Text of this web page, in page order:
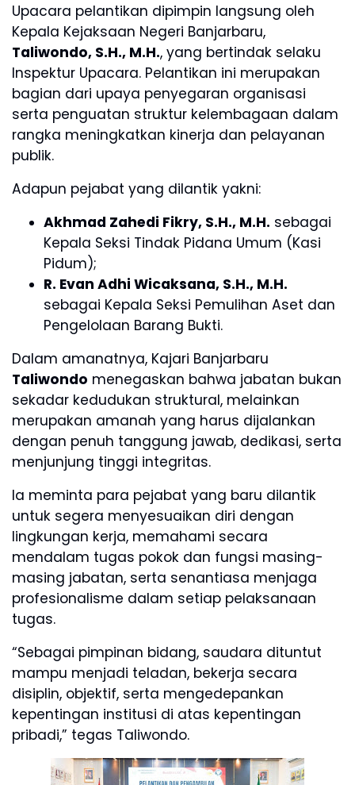
Upacara pelantikan dipimpin langsung oleh
Kepala Kejaksaan Negeri Banjarbaru,
Taliwondo, S.H., M.H., yang bertindak selaku
Inspektur Upacara. Pelantikan ini merupakan
bagian dari upaya penyegaran organisasi
serta penguatan struktur kelembagaan dalam
rangka meningkatkan kinerja dan pelayanan
publik.
Adapun pejabat yang dilantik yakni:
Akhmad Zahedi Fikry, S.H., M.H. sebagai
Kepala Seksi Tindak Pidana Umum (Kasi
Pidum);
R. Evan Adhi Wicaksana, S.H., M.H.
sebagai Kepala Seksi Pemulihan Aset dan
Pengelolaan Barang Bukti.
Dalam amanatnya, Kajari Banjarbaru
Taliwondo menegaskan bahwa jabatan bukan
sekadar kedudukan struktural, melainkan
merupakan amanah yang harus dijalankan
dengan penuh tanggung jawab, dedikasi, serta
menjunjung tinggi integritas.
Ia meminta para pejabat yang baru dilantik
untuk segera menyesuaikan diri dengan
lingkungan kerja, memahami secara
mendalam tugas pokok dan fungsi masing-
masing jabatan, serta senantiasa menjaga
profesionalisme dalam setiap pelaksanaan
tugas.
“Sebagai pimpinan bidang, saudara dituntut
mampu menjadi teladan, bekerja secara
disiplin, objektif, serta mengedepankan
kepentingan institusi di atas kepentingan
pribadi,” tegas Taliwondo.